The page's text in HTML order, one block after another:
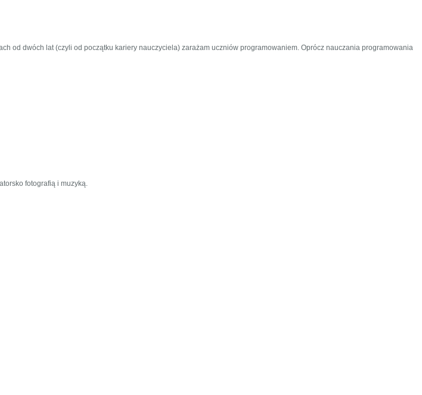
od dwóch lat (czyli od początku kariery nauczyciela) zarażam uczniów programowaniem. Oprócz nauczania programowania
fotografią i muzyką.